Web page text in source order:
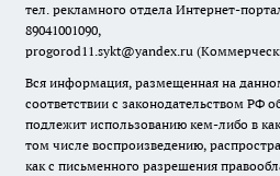
тел. рекламного отдела Интернет-
89041001090,
progorod11.sykt@yandex.ru
Вся информация, размещенная на
соответствии с законодательством РФ
подлежит использованию кем-либо в
том числе воспроизведению,
как с письменного разрешения